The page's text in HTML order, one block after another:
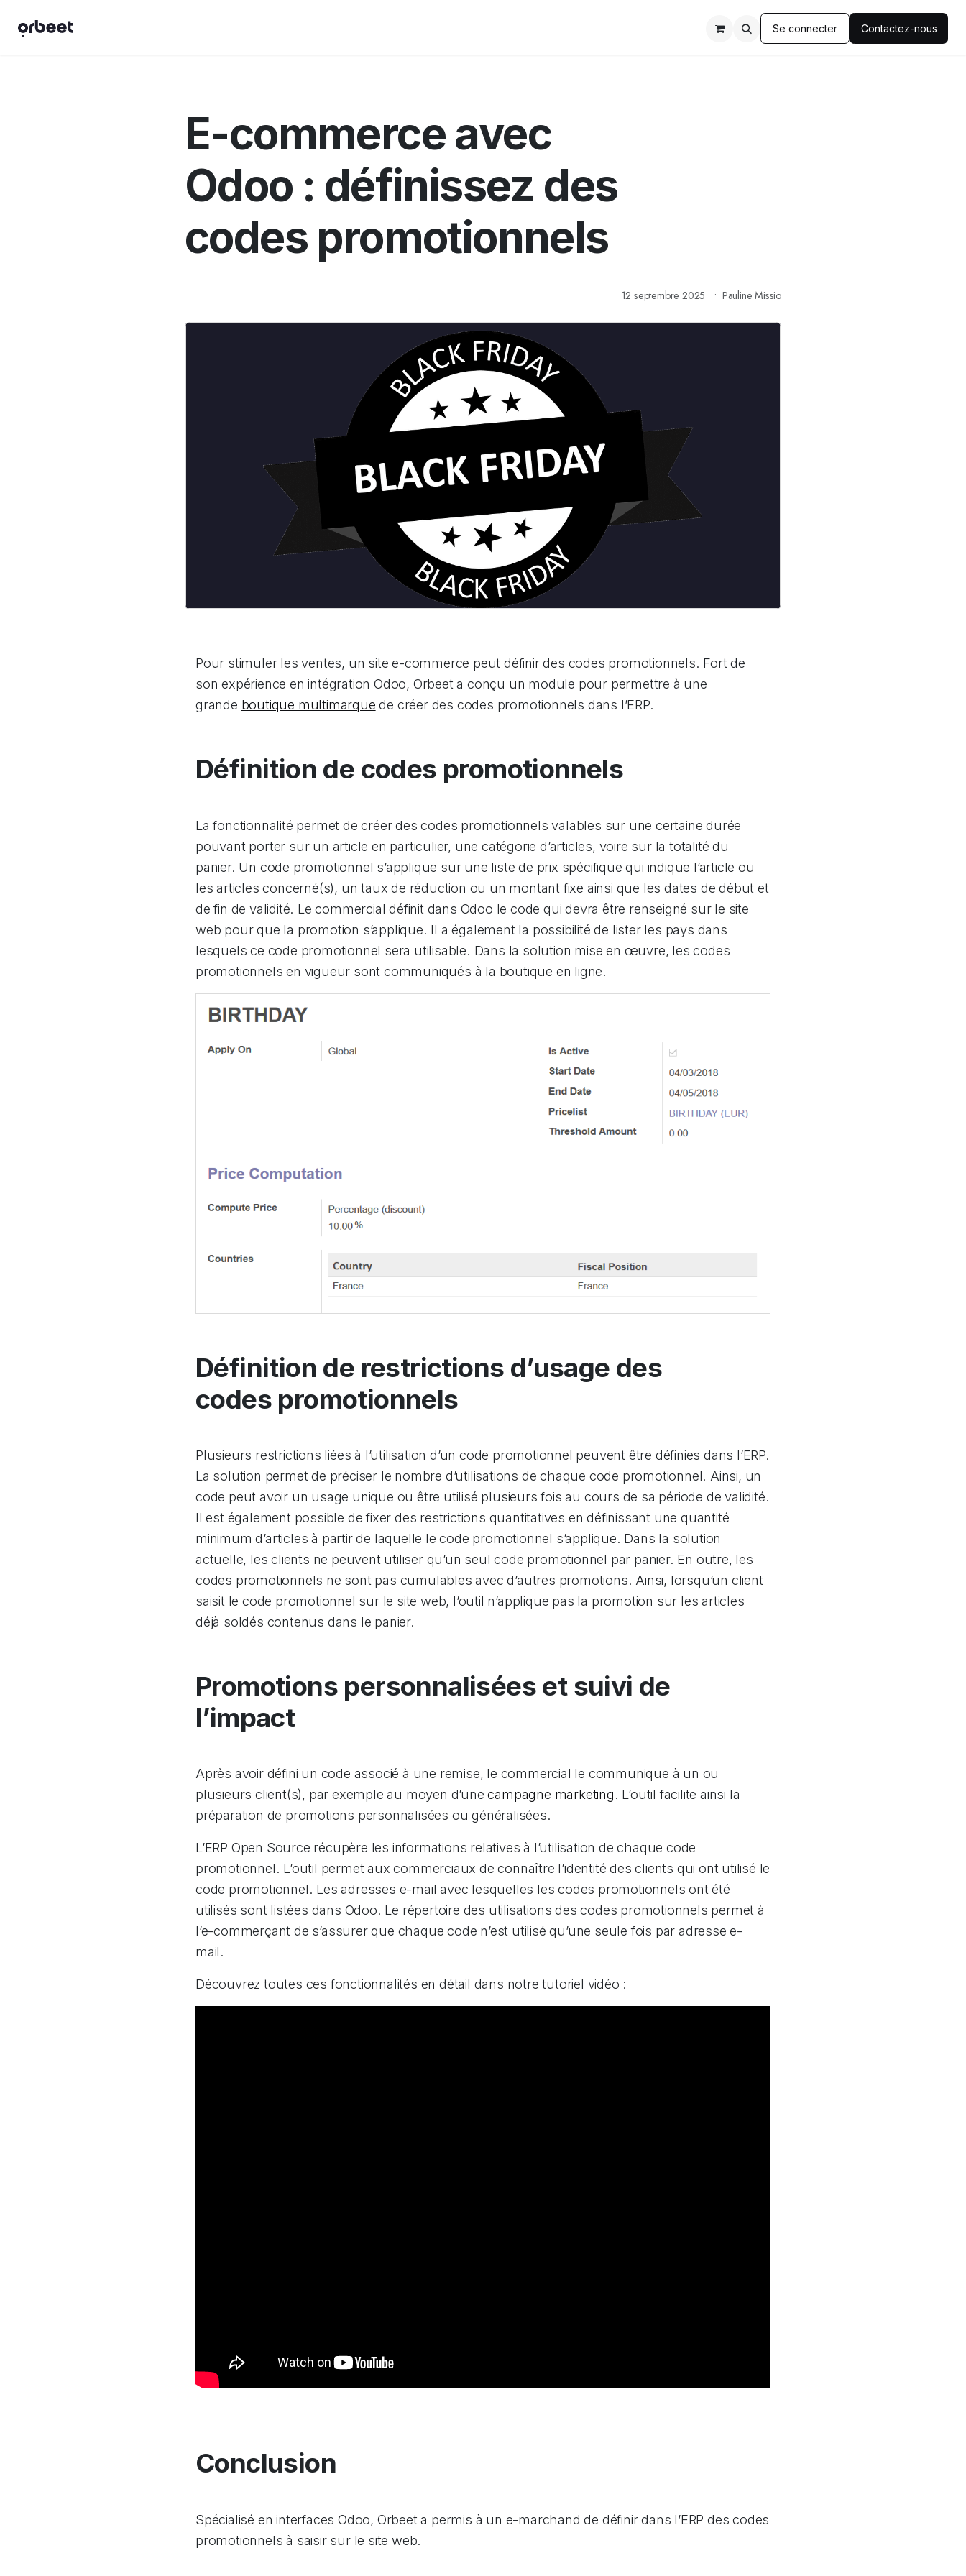
Se connecter Contactez-nous
E-commerce avec
Odoo : définissez des
codes promotionnels
12 septembre 2025 Pauline Missio
Pour stimuler les ventes, un site e-commerce peut définir des codes promotionnels. Fort de
son expérience en intégration Odoo, Orbeet a conçu un module pour permettre à une
grande boutique multimarque de créer des codes promotionnels dans l’ERP.
Définition de codes promotionnels
La fonctionnalité permet de créer des codes promotionnels valables sur une certaine durée
pouvant porter sur un article en particulier, une catégorie d’articles, voire sur la totalité du
panier. Un code promotionnel s’applique sur une liste de prix spécifique qui indique l’article ou
les articles concerné(s), un taux de réduction ou un montant fixe ainsi que les dates de début et
de fin de validité. Le commercial définit dans Odoo le code qui devra être renseigné sur le site
web pour que la promotion s’applique. Il a également la possibilité de lister les pays dans
lesquels ce code promotionnel sera utilisable. Dans la solution mise en œuvre, les codes
promotionnels en vigueur sont communiqués à la boutique en ligne.
Définition de restrictions d’usage des
codes promotionnels
Plusieurs restrictions liées à l’utilisation d’un code promotionnel peuvent être définies dans l’ERP.
La solution permet de préciser le nombre d’utilisations de chaque code promotionnel. Ainsi, un
code peut avoir un usage unique ou être utilisé plusieurs fois au cours de sa période de validité.
Il est également possible de fixer des restrictions quantitatives en définissant une quantité
minimum d’articles à partir de laquelle le code promotionnel s’applique. Dans la solution
actuelle, les clients ne peuvent utiliser qu’un seul code promotionnel par panier. En outre, les
codes promotionnels ne sont pas cumulables avec d’autres promotions. Ainsi, lorsqu’un client
saisit le code promotionnel sur le site web, l’outil n’applique pas la promotion sur les articles
déjà soldés contenus dans le panier.
Promotions personnalisées et suivi de
l’impact
Après avoir défini un code associé à une remise, le commercial le communique à un ou
plusieurs client(s), par exemple au moyen d’unecampagne marketing. L’outil facilite ainsi la
préparation de promotions personnalisées ou généralisées.
L’ERP Open Source récupère les informations relatives à l’utilisation de chaque code
promotionnel. L’outil permet aux commerciaux de connaître l’identité des clients qui ont utilisé le
code promotionnel. Les adresses e-mail avec lesquelles les codes promotionnels ont été
utilisés sont listées dans Odoo. Le répertoire des utilisations des codes promotionnels permet à
l’e-commerçant de s’assurer que chaque code n’est utilisé qu’une seule fois par adresse e-
mail.
Découvrez toutes ces fonctionnalités en détail dans notre tutoriel vidéo :
Conclusion
Spécialisé en interfaces Odoo, Orbeet a permis à un e-marchand de définir dans l’ERP des codes
promotionnels à saisir sur le site web.